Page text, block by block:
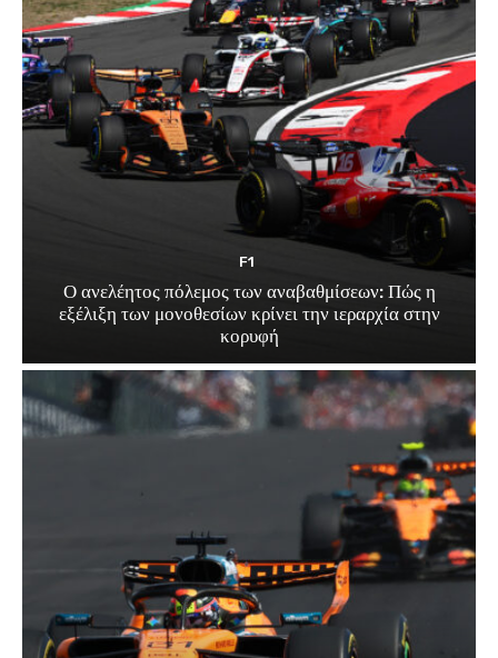
F1
Ο ανελέητος πόλεμος των αναβαθμίσεων: Πώς η
εξέλιξη των μονοθεσίων κρίνει την ιεραρχία στην
κορυφή